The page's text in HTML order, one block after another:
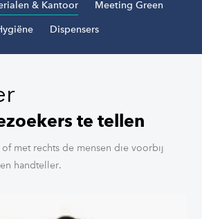
& Kantoor Meeting Green
Dispensers
te tellen
met rechts de mensen die voorbij
handteller.